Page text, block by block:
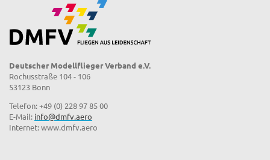
Deutscher Modellflieger Verband e.V.
Rochusstraße 104 - 106
53123 Bonn
Telefon: +49 (0) 228 97 85 00
E-Mail: info@dmfv.aero
Internet: www.dmfv.aero